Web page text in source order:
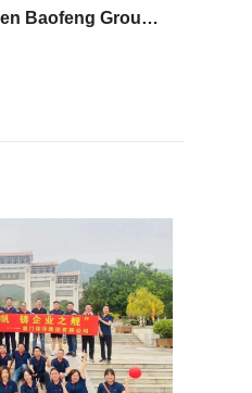
أقامت مجموعة Xiamen Baofeng Group (Hubei Plant) حفل الافتتاح والتبرع